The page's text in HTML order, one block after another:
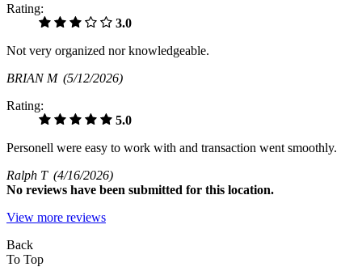
Rating:
3.0
Not very organized nor knowledgeable.
BRIAN M (5/12/2026)
Rating:
5.0
Personell were easy to work with and transaction went smoothly.
Ralph T (4/16/2026)
No reviews have been submitted for this location.
View more reviews
Back
To Top